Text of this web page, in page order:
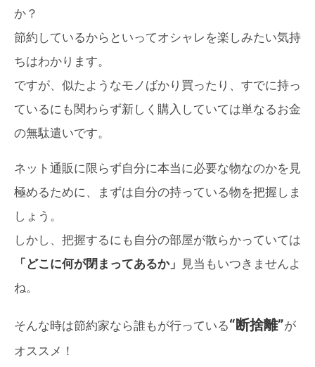
か？
節約しているからといってオシャレを楽しみたい気持
ちはわかります。
ですが、似たようなモノばかり買ったり、すでに持っ
ているにも関わらず新しく購入していては単なるお金
の無駄遣いです。
ネット通販に限らず自分に本当に必要な物なのかを見
極めるために、まずは自分の持っている物を把握しま
しょう。
しかし、把握するにも自分の部屋が散らかっていては
「どこに何が閉まってあるか」 見当もいつきませんよ
ね。
そんな時は節約家なら誰もが行っている“断捨離”が
オススメ！